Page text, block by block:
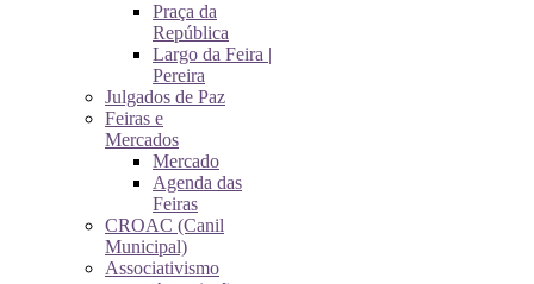
Praça da
República
Largo da Feira |
Pereira
Julgados de Paz
Feiras e
Mercados
Mercado
Agenda das
Feiras
CROAC (Canil
Municipal)
Associativismo